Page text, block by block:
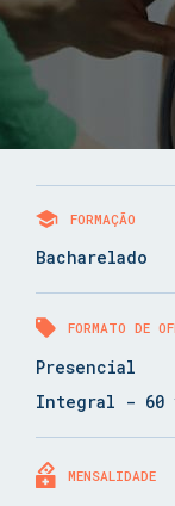
FORMAÇÃO
Bacharelado
FORMATO DE
Presencial
Integral - 60
MENSALIDADE